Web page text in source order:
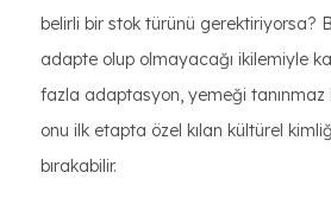
belirli bir stok türünü gerektiriyorsa?
adapte olup olmayacağı ikilemiyle
fazla adaptasyon, yemeği tanınmaz
onu ilk etapta özel kılan kültürel
bırakabilir.